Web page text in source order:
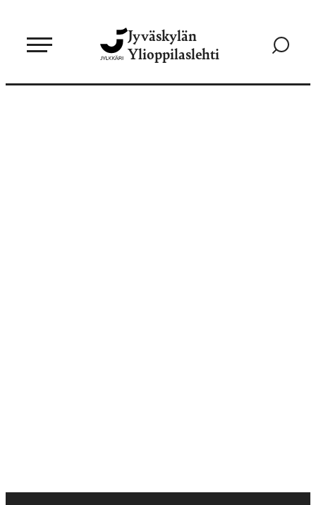
sisältöön
Jyväskylän
Ylioppilaslehti
Siirry